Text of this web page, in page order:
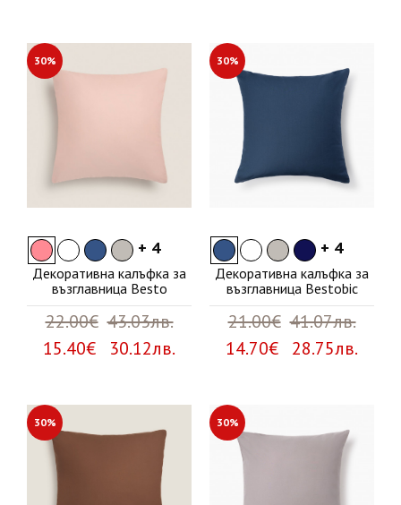
30%
+ 4
Декоративна калъфка за
възглавница Besto
22.00€ 43.03лв.
15.40€ 30.12лв.
30%
+ 4
Декоративна калъфка за
възглавница Bestobic
21.00€ 41.07лв.
14.70€ 28.75лв.
30% 30%